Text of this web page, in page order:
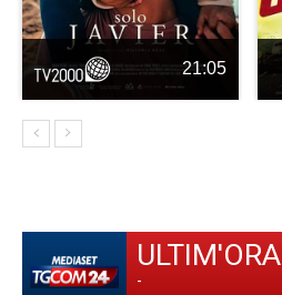
21:05
ULTIM'ORA
-